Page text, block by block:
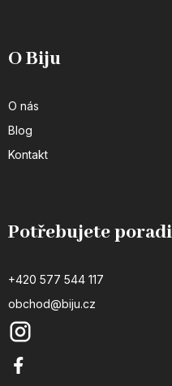
O Biju
O nás
Blog
Kontakt
Potřebujete
+420 577 544 117
obchod@biju.cz